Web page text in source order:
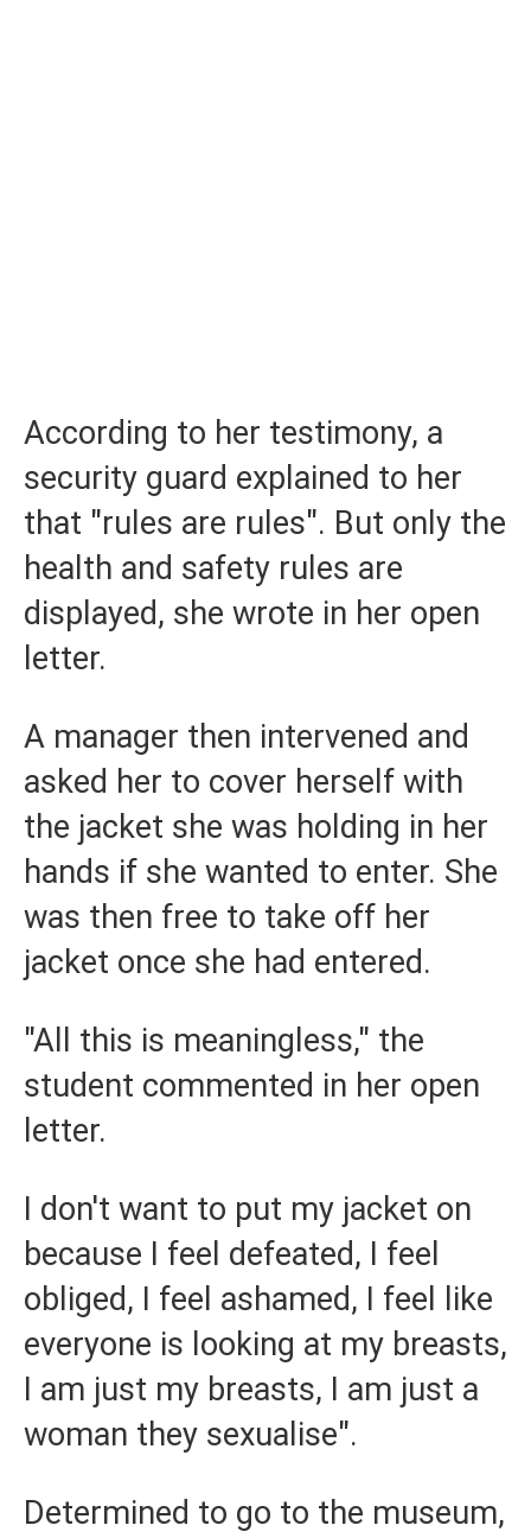
According to her testimony, a
security guard explained to her
that "rules are rules". But only the
health and safety rules are
displayed, she wrote in her open
letter.
A manager then intervened and
asked her to cover herself with
the jacket she was holding in her
hands if she wanted to enter. She
was then free to take off her
jacket once she had entered.
"All this is meaningless," the
student commented in her open
letter.
I don't want to put my jacket on
because I feel defeated, I feel
obliged, I feel ashamed, I feel like
everyone is looking at my breasts,
I am just my breasts, I am just a
woman they sexualise".
Determined to go to the museum,